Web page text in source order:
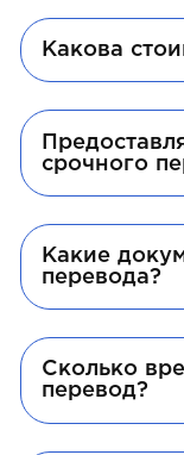
Какова
срочного
Какие
перевода?
Сколько
перевод?